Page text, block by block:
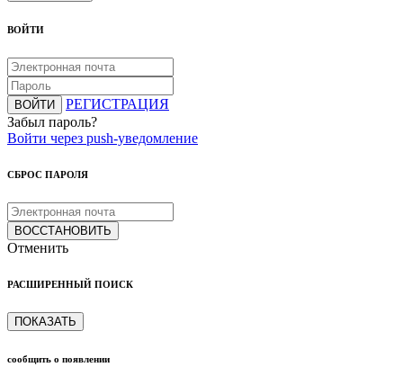
ВОЙТИ
ВОЙТИ
РЕГИСТРАЦИЯ
Забыл пароль?
Войти через push-уведомление
СБРОС ПАРОЛЯ
ВОССТАНОВИТЬ
Отменить
РАСШИРЕННЫЙ ПОИСК
ПОКАЗАТЬ
сообщить о появлении